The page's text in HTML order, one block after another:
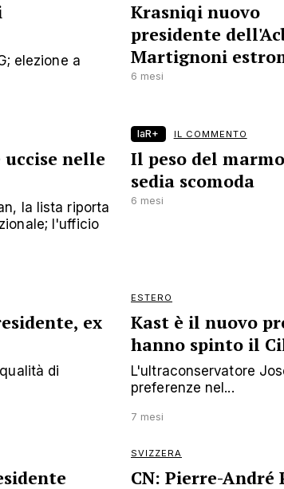
elezione a
Krasniqi nuovo
presidente
Martignoni
6 mesi
uccise nelle
la lista riporta
l'ufficio
laR+ IL COMMENTO
Il peso del
sedia scomoda
6 mesi
ex
di
ESTERO
Kast è il nuovo
hanno spinto il
L'ultraconservatore
preferenze nel...
7 mesi
SVIZZERA
CN: Pierre-